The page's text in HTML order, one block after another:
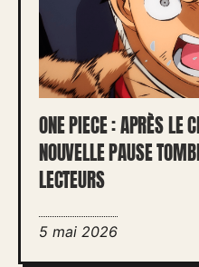
ONE PIECE : APRÈS LE
NOUVELLE PAUSE
LECTEURS
5 mai 2026